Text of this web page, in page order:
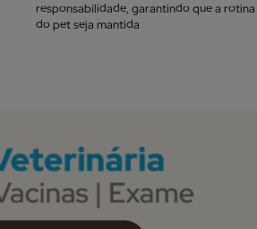
responsabilidade, garantindo que a rotina
do pet seja mantida